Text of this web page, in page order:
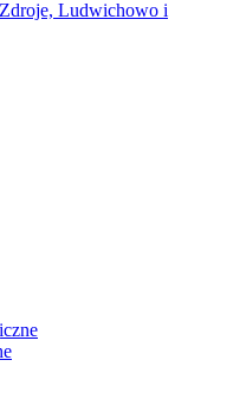
Ludwichowo i